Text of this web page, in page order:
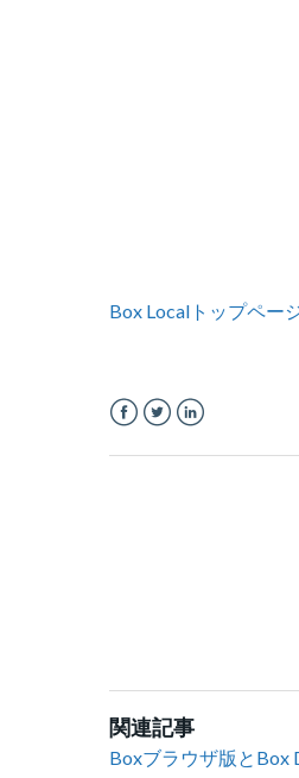
Box Localトップペー
関連記事
Boxブラウザ版とBox